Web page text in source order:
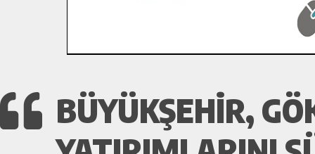
BÜYÜKŞEHIR,